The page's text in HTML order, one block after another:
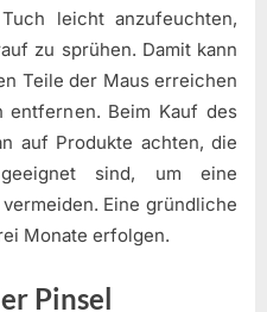
leicht anzufeuchten,
zu sprühen. Damit kann
Teile der Maus erreichen
entfernen. Beim Kauf des
auf Produkte achten, die
sind, um eine
Eine gründliche
Monate erfolgen.
Pinsel